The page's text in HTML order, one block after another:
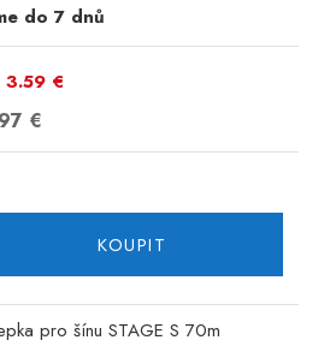
do 7 dnů
3.59€
€
KOUPIT
pro šínu STAGE S 70m